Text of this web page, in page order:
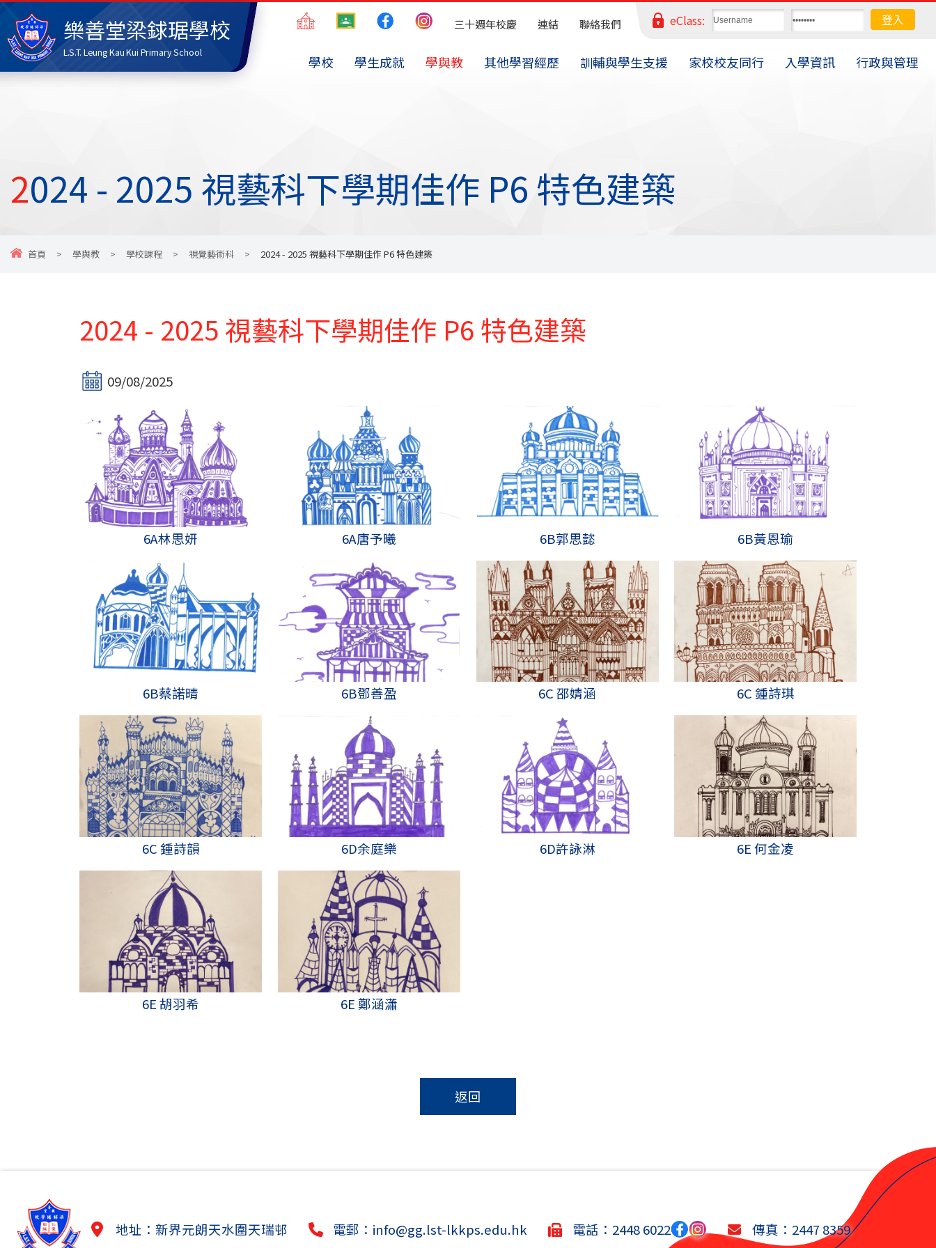
樂善堂梁銶琚學校
L.S.T. Leung Kau Kui Primary School
eClass:
三十週年校慶 連結 聯絡我們
學校 學生成就 學與教 其他學習經歷 訓輔與學生支援 家校校友同行 入學資訊 行政與管理
2024 - 2025 視藝科下學期佳作 P6 特色建築
首頁 > 學與教 > 學校課程 > 視覺藝術科 > 2024 - 2025 視藝科下學期佳作 P6 特色建築
2024 - 2025 視藝科下學期佳作 P6 特色建築
09/08/2025
6A林思妍 6A唐予曦 6B郭思懿 6B黃恩瑜
6B蔡諾晴 6B鄧善盈 6C 邵婧涵 6C 鍾詩琪
6C 鍾詩韻 6D余庭樂 6D許詠淋 6E 何金凌
6E 胡羽希 6E 鄭涵瀟
返回
地址：新界元朗天水圍天瑞邨 電郵： info@gg.lst-lkkps.edu.hk 電話：2448 6022 傳真：2447 8359